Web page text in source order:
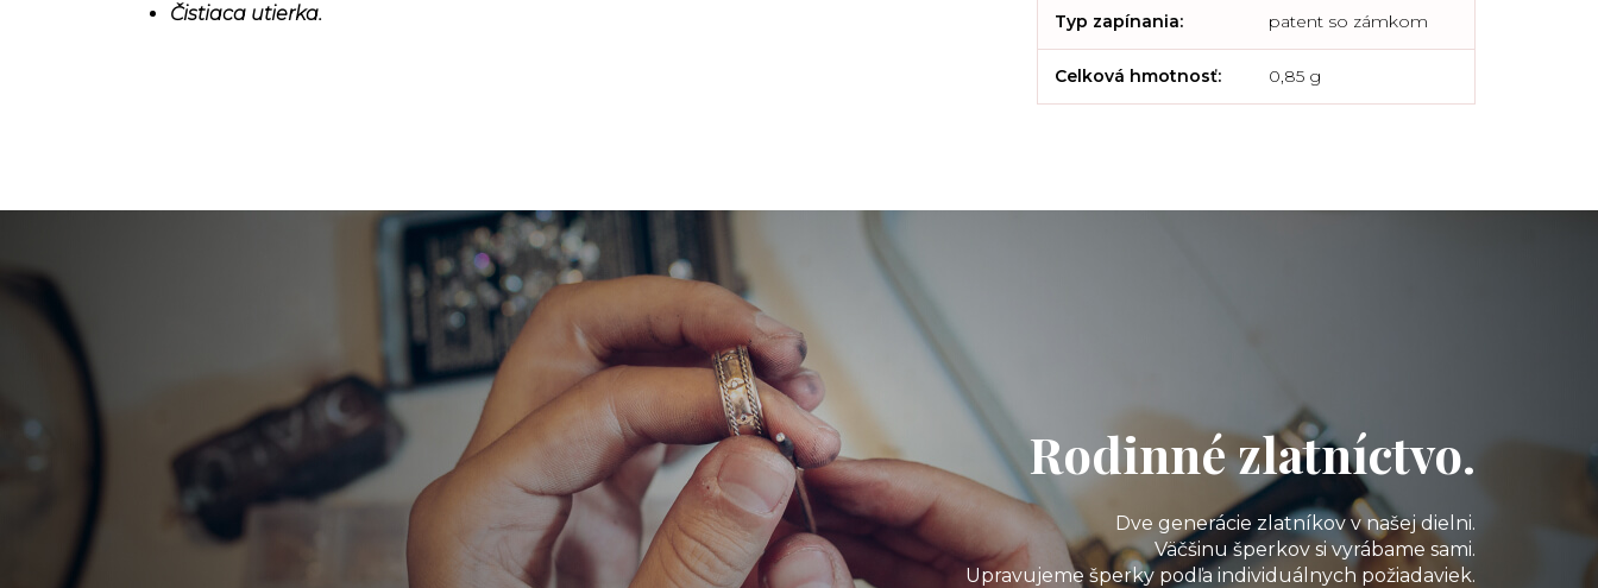
Čistiaca utierka.
Typ zapínania: patent so zámkom
Celková hmotnosť: 0,85 g
Rodinné zlatníctvo.
Dve generácie zlatníkov v našej dielni.
Väčšinu šperkov si vyrábame sami.
Upravujeme šperky podľa individuálnych požiadaviek.